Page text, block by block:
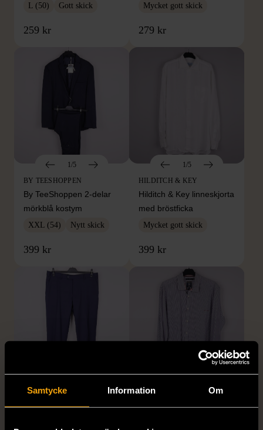
Samtycke Information Om
L (50) Gott skick
259 kr
Mycket gott skick
279 kr
1/5
BY TEESHOPPEN
By TeeShoppen 2-delar
mörkblå kostym
XXL (54) Nytt skick
399 kr
1/5
HILDITCH & KEY
Hilditch & Key linneskjorta
med bröstficka
Mycket gott skick
399 kr
Kostymbyxor med
- Blå vit